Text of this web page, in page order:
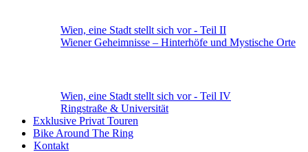
Wien, eine Stadt stellt sich vor - Teil II
Wiener Geheimnisse – Hinterhöfe und Mystische Orte
Wien, eine Stadt stellt sich vor - Teil IV
Ringstraße & Universität
Exklusive Privat Touren
Bike Around The Ring
Kontakt